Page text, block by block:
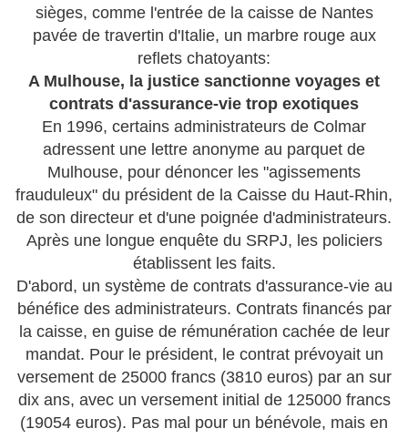
sièges, comme l'entrée de la caisse de Nantes
pavée de travertin d'Italie, un marbre rouge aux
reflets chatoyants:
A Mulhouse, la justice sanctionne voyages et
contrats d'assurance-vie trop exotiques
En 1996, certains administrateurs de Colmar
adressent une lettre anonyme au parquet de
Mulhouse, pour dénoncer les "agissements
frauduleux" du président de la Caisse du Haut-Rhin,
de son directeur et d'une poignée d'administrateurs.
Après une longue enquête du SRPJ, les policiers
établissent les faits.
D'abord, un système de contrats d'assurance-vie au
bénéfice des administrateurs. Contrats financés par
la caisse, en guise de rémunération cachée de leur
mandat. Pour le président, le contrat prévoyait un
versement de 25000 francs (3810 euros) par an sur
dix ans, avec un versement initial de 125000 francs
(19054 euros). Pas mal pour un bénévole, mais en